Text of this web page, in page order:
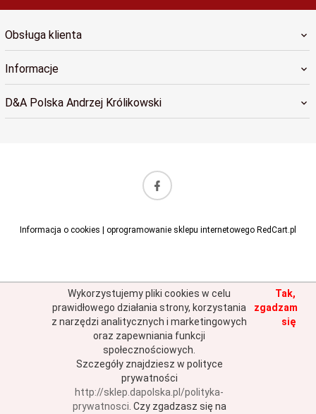
Obsługa klienta
Informacje
D&A Polska Andrzej Królikowski
Informacja o cookies | oprogramowanie sklepu internetowego RedCart.pl
Wykorzystujemy pliki cookies w celu
prawidłowego działania strony, korzystania
z narzędzi analitycznych i marketingowych
oraz zapewniania funkcji
społecznościowych.
Szczegóły znajdziesz w polityce
prywatności
http://sklep.dapolska.pl/polityka-
prywatnosci Czy zgadzasz się na
Tak,
zgadzam
się